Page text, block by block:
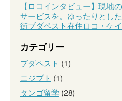
【ロコインタビュー】現地
サービスを。ゆったりとし
街ブダペスト在住ロコ・ケ
カテゴリー
ブダペスト (1)
エジプト (1)
タンゴ留学 (28)